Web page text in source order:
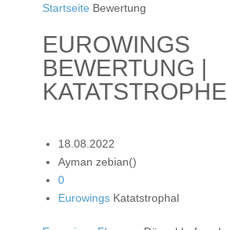
Startseite Bewertung
EUROWINGS
BEWERTUNG |
KATATSTROPHE
18.08.2022
Ayman zebian()
0
Eurowings Katatstrophal